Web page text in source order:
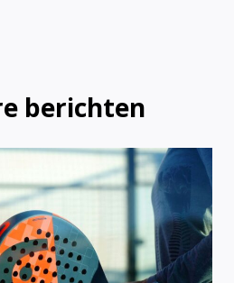
berichten